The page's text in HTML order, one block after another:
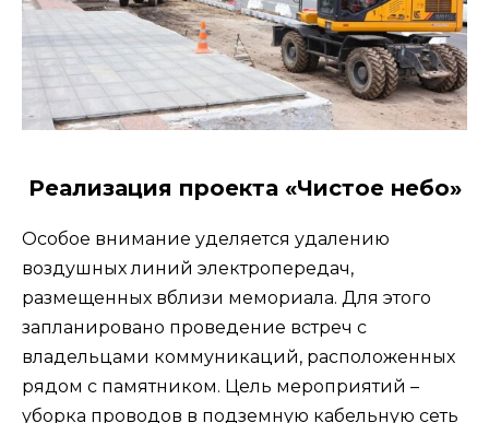
Реализация проекта «Чистое небо»
Особое внимание уделяется удалению
воздушных линий электропередач,
размещенных вблизи мемориала. Для этого
запланировано проведение встреч с
владельцами коммуникаций, расположенных
рядом с памятником. Цель мероприятий –
уборка проводов в подземную кабельную сеть